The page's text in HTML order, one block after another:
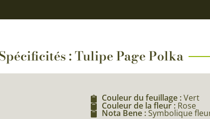
: Tulipe Page Polka
Couleur du feuillage :Vert
Couleur de la fleur : Rose
Nota Bene :Symbolique